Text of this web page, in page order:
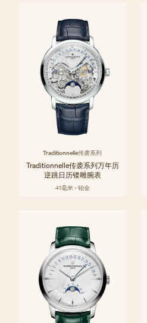
Traditionnelle传袭系列
Traditionnelle传袭系列万年历
逆跳日历镂雕腕表
41毫米 - 铂金